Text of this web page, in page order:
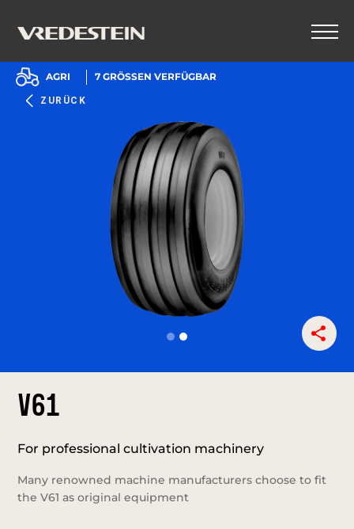
ZURÜCK
AGRI 7 GRÖSSEN VERFÜGBAR
V61
For professional cultivation machinery
Many renowned machine manufacturers choose to fit
the V61 as original equipment